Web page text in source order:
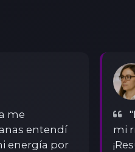
me
entendí
energía por
mi